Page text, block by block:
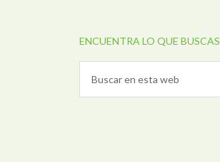
ENCUENTRA LO QUE BUSCAS